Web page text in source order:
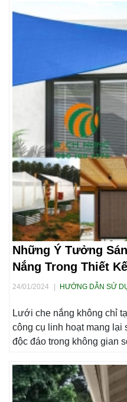
Những Ý Tưởng
Nắng Trong Thiết
24/01/2024 HƯỚNG DẪN SỬ
Lưới che nắng không chỉ
công cụ linh hoạt mang lại
độc đáo trong không gian